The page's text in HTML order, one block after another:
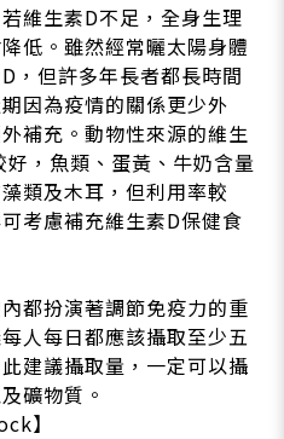
維生素D不足，全身生理
低。雖然經常曬太陽身體
，但許多年長者都長時間
因為疫情的關係更少外
補充。動物性來源的維生
，魚類、蛋黃、牛奶含量
類及木耳，但利用率較
考慮補充維生素D保健食
都扮演著調節免疫力的重
人每日都應該攝取至少五
建議攝取量，一定可以攝
礦物質。
】